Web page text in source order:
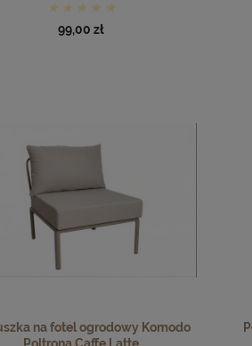
99,00 zł
na fotel ogrodowy Komodo